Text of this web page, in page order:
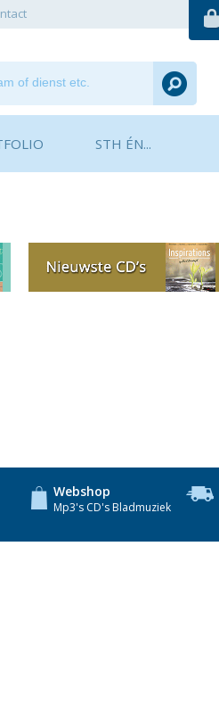
STH ÉN...
Webshop
Mp3's CD's Bladmuziek